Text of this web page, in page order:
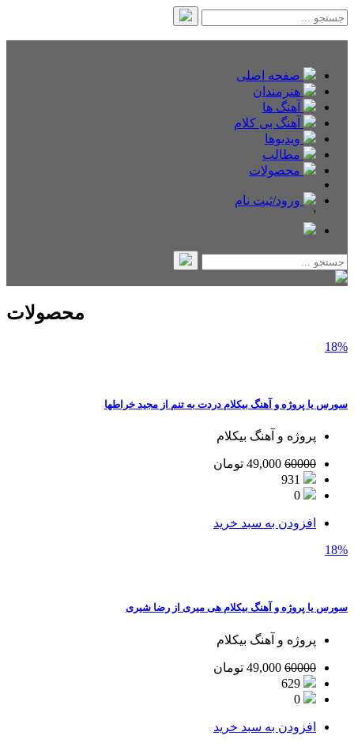
صفحه اصلی
هنرمندان
آهنگ ها
آهنگ بی کلام
ویدیوها
مطالب
محصولات
ورود/ثبت نام
'
محصولات
18%
سورس یا پروژه و آهنگ بیکلام دردت به تنم از مجید خراطها
پروژه و آهنگ بیکلام
60000
تومان
افزودن به سبد خرید
18%
سورس یا پروژه و آهنگ بیکلام هی میری از رضا شیری
پروژه و آهنگ بیکلام
60000
تومان
افزودن به سبد خرید